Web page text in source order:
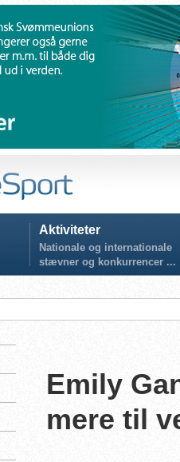
Aktiviteter
Nationale og internationale
stævner og konkurrencer ...
Emily
mere til